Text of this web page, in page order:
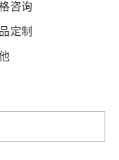
咨询
定制